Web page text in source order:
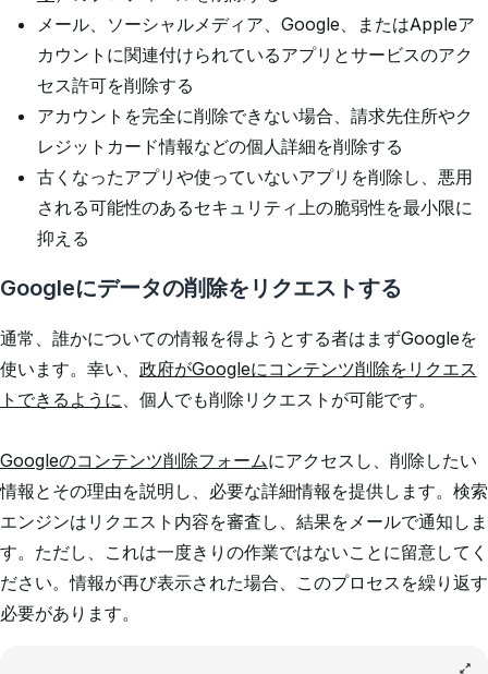
メール、ソーシャルメディア、Google、またはAppleア
カウントに関連付けられているアプリとサービスのアク
セス許可を削除する
アカウントを完全に削除できない場合、請求先住所やク
レジットカード情報などの個人詳細を削除する
古くなったアプリや使っていないアプリを削除し、悪用
される可能性のあるセキュリティ上の脆弱性を最小限に
抑える
Googleにデータの削除をリクエストする
通常、誰かについての情報を得ようとする者はまずGoogleを
使います。幸い、 政府がGoogleにコンテンツ削除をリクエス
トできるように、個人でも削除リクエストが可能です。
Googleのコンテンツ削除フォームにアクセスし、削除したい
情報とその理由を説明し、必要な詳細情報を提供します。検索
エンジンはリクエスト内容を審査し、結果をメールで通知しま
す。ただし、これは一度きりの作業ではないことに留意してく
ださい。情報が再び表示された場合、このプロセスを繰り返す
必要があります。